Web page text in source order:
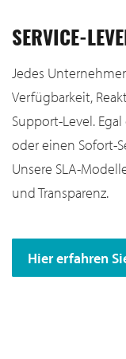
SERVICE-
Jedes
Verfügbarkeit,
Support-Level.
oder einen Sofort-
Unsere SLA-
und Transparenz.
Hier erfahren